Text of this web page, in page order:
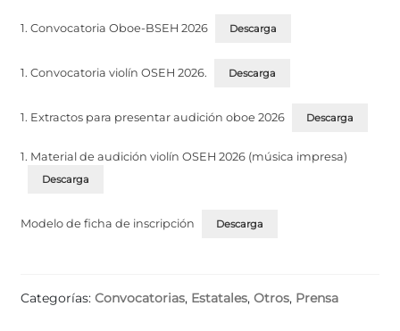
1. Convocatoria Oboe-BSEH 2026 Descarga
1. Convocatoria violín OSEH 2026. Descarga
1. Extractos para presentar audición oboe 2026 Descarga
1. Material de audición violín OSEH 2026 (música impresa)
Descarga
Modelo de ficha de inscripción Descarga
Categorías: Convocatorias, Estatales, Otros, Prensa